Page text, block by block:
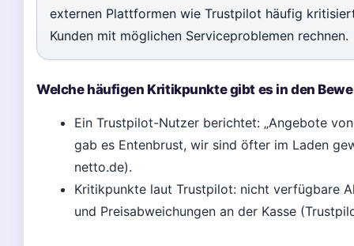
externen Plattformen wie Trustpilot häufig
Kunden mit möglichen Serviceproblemen rechnen.
Welche häufigen Kritikpunkte gibt es in den
Ein Trustpilot-Nutzer berichtet: „Angebote
gab es Entenbrust, wir sind öfter im Laden
netto.de).
Kritikpunkte laut Trustpilot: nicht verfügbare
und Preisabweichungen an der Kasse